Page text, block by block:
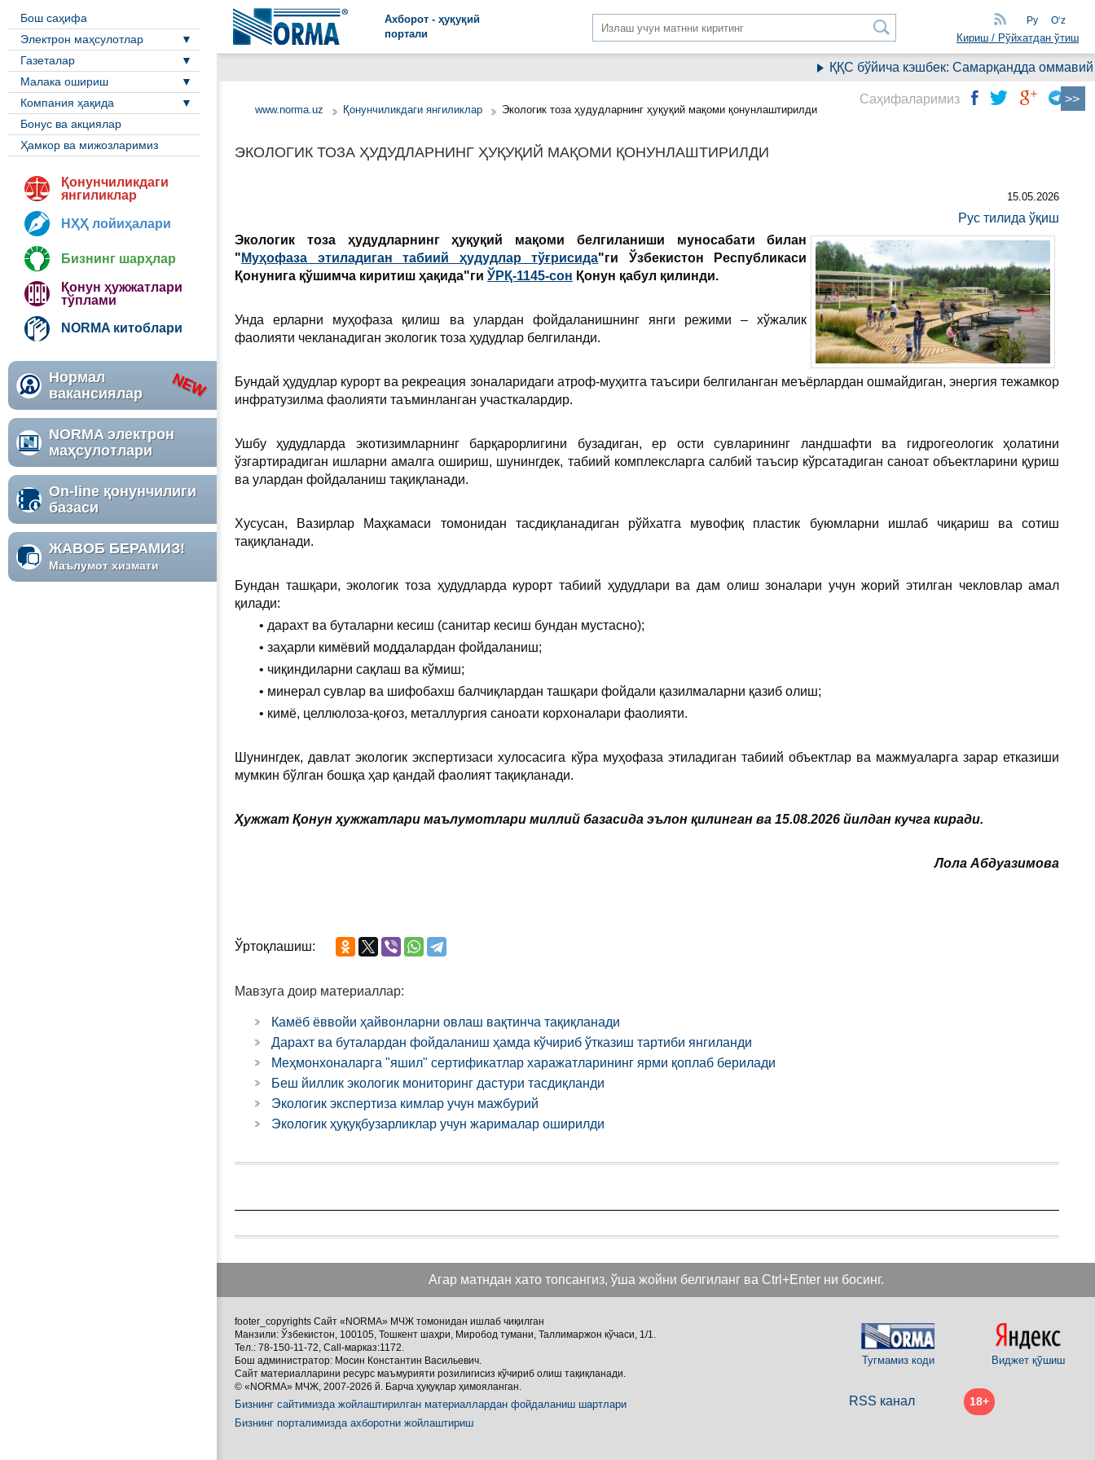
Aхборот - ҳуқуқий
портали
Ру Oʻz
Кириш / Рўйхатдан ўтиш
Бош саҳифа
Электрон маҳсулотлар
Газеталар
Малака ошириш
Компания ҳақида
Бонус ва акциялар
Ҳамкор ва мижозларимиз
Қонунчиликдаги
янгиликлар
НҲҲ лойиҳалари
Бизнинг шарҳлар
Қонун ҳужжатлари
тўплами
NORMA китоблари
Нормал
вакансиялар
NORMA электрон
маҳсулотлари
On-line қонунчилиги
базаси
ЖАВОБ БЕРАМИЗ!
Маълумот хизмати
ҚҚС бўйича кэшбек: Самарқандда оммавий
www.norma.uz Қонунчиликдаги янгиликлар Экологик тоза ҳудудларнинг ҳуқуқий мақоми қонунлаштирилди
ЭКОЛОГИК ТОЗА ҲУДУДЛАРНИНГ ҲУҚУҚИЙ МАҚОМИ ҚОНУНЛАШТИРИЛДИ
15.05.2026
Рус тилида ўқиш
Экологик тоза ҳудудларнинг ҳуқуқий мақоми белгиланиши муносабати билан
" Муҳофаза этиладиган табиий ҳудудлар тўғрисида"ги Ўзбекистон Республикаси
Қонунига қўшимча киритиш ҳақида"ги ЎРҚ-1145-сон Қонун қабул қилинди.
Унда ерларни муҳофаза қилиш ва улардан фойдаланишнинг янги режими – хўжалик
фаолияти чекланадиган экологик тоза ҳудудлар белгиланди.
Бундай ҳудудлар курорт ва рекреация зоналаридаги атроф-муҳитга таъсири белгиланган меъёрлардан ошмайдиган, энергия тежамкор
инфратузилма фаолияти таъминланган участкалардир.
Ушбу ҳудудларда экотизимларнинг барқарорлигини бузадиган, ер ости сувларининг ландшафти ва гидрогеологик ҳолатини
ўзгартирадиган ишларни амалга ошириш, шунингдек, табиий комплексларга салбий таъсир кўрсатадиган саноат объектларини қуриш
ва улардан фойдаланиш тақиқланади.
Хусусан, Вазирлар Маҳкамаси томонидан тасдиқланадиган рўйхатга мувофиқ пластик буюмларни ишлаб чиқариш ва сотиш
тақиқланади.
Бундан ташқари, экологик тоза ҳудудларда курорт табиий ҳудудлари ва дам олиш зоналари учун жорий этилган чекловлар амал
қилади:
• дарахт ва буталарни кесиш (санитар кесиш бундан мустасно);
• заҳарли кимёвий моддалардан фойдаланиш;
• чиқиндиларни сақлаш ва кўмиш;
• минерал сувлар ва шифобахш балчиқлардан ташқари фойдали қазилмаларни қазиб олиш;
• кимё, целлюлоза-қоғоз, металлургия саноати корхоналари фаолияти.
Шунингдек, давлат экологик экспертизаси хулосасига кўра муҳофаза этиладиган табиий объектлар ва мажмуаларга зарар етказиши
мумкин бўлган бошқа ҳар қандай фаолият тақиқланади.
Ҳужжат Қонун ҳужжатлари маълумотлари миллий базасида эълон қилинган ва 15.08.2026 йилдан кучга киради.
Лола Абдуазимова
Ўртоқлашиш:
Мавзуга доир материаллар:
Камёб ёввойи ҳайвонларни овлаш вақтинча тақиқланади
Дарахт ва буталардан фойдаланиш ҳамда кўчириб ўтказиш тартиби янгиланди
Меҳмонхоналарга "яшил" сертификатлар харажатларининг ярми қоплаб берилади
Беш йиллик экологик мониторинг дастури тасдиқланди
Экологик экспертиза кимлар учун мажбурий
Экологик ҳуқуқбузарликлар учун жарималар оширилди
Саҳифаларимиз
Агар матндан хато топсангиз, ўша жойни белгиланг ва Ctrl+Enter ни босинг.
footer_copyrights Сайт «NORMA» МЧЖ томонидан ишлаб чиқилган
Манзили: Ўзбекистон, 100105, Тошкент шаҳри, Миробод тумани, Таллимаржон кўчаси, 1/1.
Тел.: 78-150-11-72, Call-марказ:1172.
Бош администратор: Мосин Константин Васильевич.
Сайт материалларини ресурс маъмурияти розилигисиз кўчириб олиш тақиқланади.
© «NORMA» МЧЖ, 2007-2026 й. Барча ҳуқуқлар ҳимояланган.
Бизнинг сайтимизда жойлаштирилган материаллардан фойдаланиш шартлари
Бизнинг порталимизда ахборотни жойлаштириш
Тугмамиз коди Виджет қўшиш
RSS канал 18+